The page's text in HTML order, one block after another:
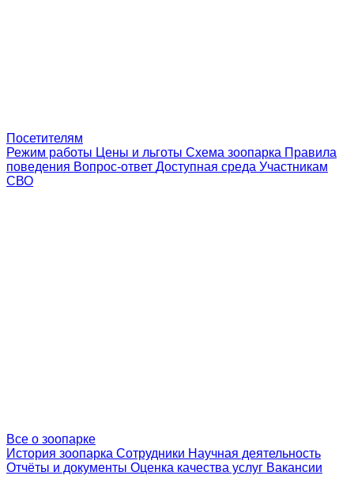
Посетителям
Режим работы Цены и льготы Схема зоопарка Правила
поведения Вопрос-ответ Доступная среда Участникам
СВО
Все о зоопарке
История зоопарка Сотрудники Научная деятельность
Отчёты и документы Оценка качества услуг Вакансии